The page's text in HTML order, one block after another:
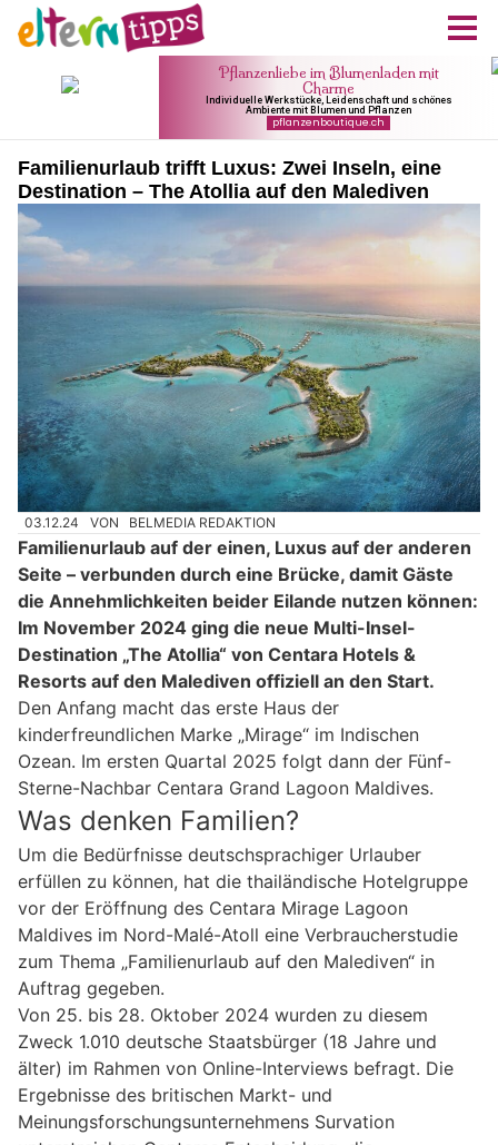
Familienurlaub trifft Luxus: Zwei Inseln, eine
Destination – The Atollia auf den Malediven
03.12.24 VON BELMEDIA REDAKTION
Familienurlaub auf der einen, Luxus auf der anderen
Seite – verbunden durch eine Brücke, damit Gäste
die Annehmlichkeiten beider Eilande nutzen können:
Im November 2024 ging die neue Multi-Insel-
Destination „The Atollia“ von Centara Hotels &
Resorts auf den Malediven offiziell an den Start.
Den Anfang macht das erste Haus der
kinderfreundlichen Marke „Mirage“ im Indischen
Ozean. Im ersten Quartal 2025 folgt dann der Fünf-
Sterne-Nachbar Centara Grand Lagoon Maldives.
Was denken Familien?
Um die Bedürfnisse deutschsprachiger Urlauber
erfüllen zu können, hat die thailändische Hotelgruppe
vor der Eröffnung des Centara Mirage Lagoon
Maldives im Nord-Malé-Atoll eine Verbraucherstudie
zum Thema „Familienurlaub auf den Malediven“ in
Auftrag gegeben.
Von 25. bis 28. Oktober 2024 wurden zu diesem
Zweck 1.010 deutsche Staatsbürger (18 Jahre und
älter) im Rahmen von Online-Interviews befragt. Die
Ergebnisse des britischen Markt- und
Meinungsforschungsunternehmens Survation